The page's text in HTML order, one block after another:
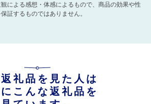
による感想・体感によるもので、商品の効果や性
証するものではありません。
礼品を見た人は
こんな返礼品を